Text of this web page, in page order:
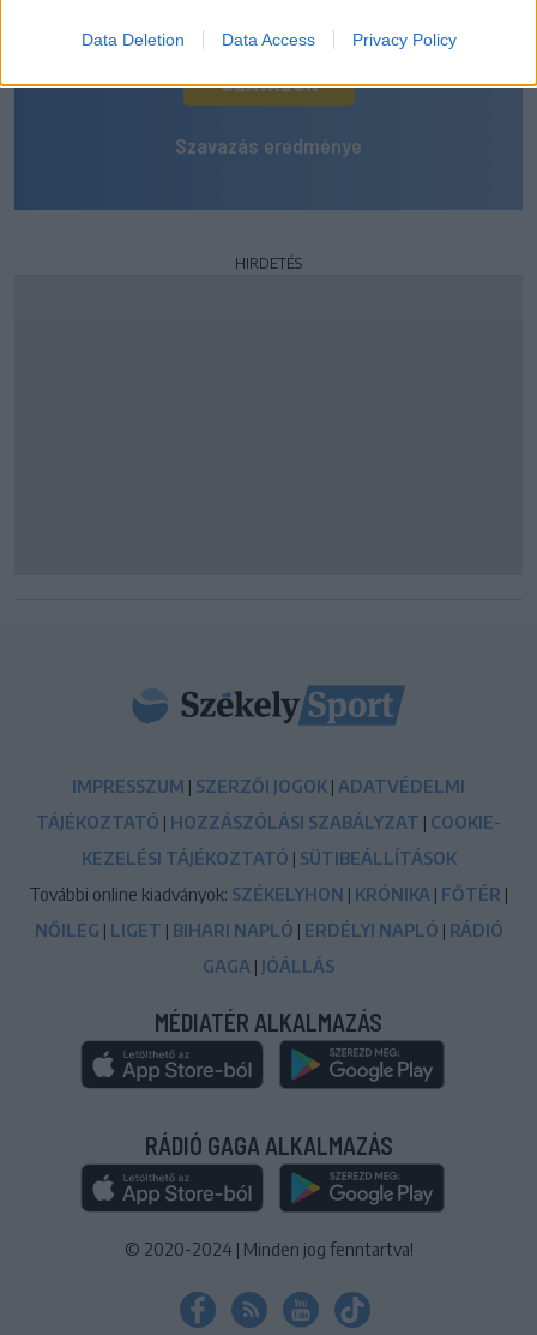
Data Deletion Data Access Privacy Policy
SZAVAZOK
Szavazás eredménye
HIRDETÉS
IMPRESSZUM | SZERZŐI JOGOK | ADATVÉDELMI
TÁJÉKOZTATÓ | HOZZÁSZÓLÁSI SZABÁLYZAT | COOKIE-
KEZELÉSI TÁJÉKOZTATÓ | SÜTIBEÁLLÍTÁSOK
További online kiadványok: SZÉKELYHON | KRÓNIKA | FŐTÉR |
NŐILEG | LIGET | BIHARI NAPLÓ | ERDÉLYI NAPLÓ | RÁDIÓ
GAGA | JÓÁLLÁS
MÉDIATÉR ALKALMAZÁS
RÁDIÓ GAGA ALKALMAZÁS
© 2020-2024 | Minden jog fenntartva!